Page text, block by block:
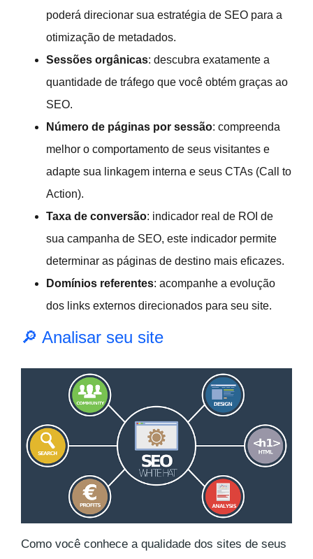
poderá direcionar sua estratégia de SEO para a
otimização de metadados.
Sessões orgânicas: descubra exatamente a
quantidade de tráfego que você obtém graças ao
SEO.
Número de páginas por sessão: compreenda
melhor o comportamento de seus visitantes e
adapte sua linkagem interna e seus CTAs (Call to
Action).
Taxa de conversão: indicador real de ROI de
sua campanha de SEO, este indicador permite
determinar as páginas de destino mais eficazes.
Domínios referentes: acompanhe a evolução
dos links externos direcionados para seu site.
🔎 Analisar seu site
Como você conhece a qualidade dos sites de seus